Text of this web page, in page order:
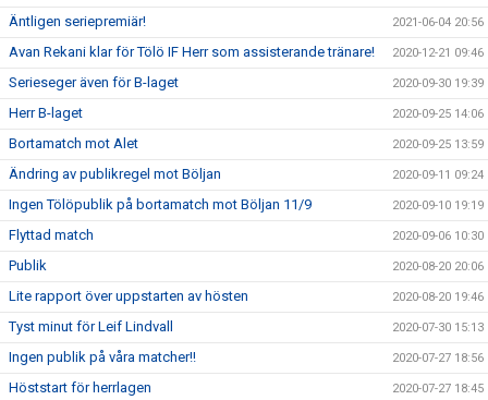
Äntligen seriepremiär! 2021-06-04 20:56
Avan Rekani klar för Tölö IF Herr som assisterande tränare! 2020-12-21 09:46
Serieseger även för B-laget 2020-09-30 19:39
Herr B-laget 2020-09-25 14:06
Bortamatch mot Alet 2020-09-25 13:59
Ändring av publikregel mot Böljan 2020-09-11 09:24
Ingen Tölöpublik på bortamatch mot Böljan 11/9 2020-09-10 19:19
Flyttad match 2020-09-06 10:30
Publik 2020-08-20 20:06
Lite rapport över uppstarten av hösten 2020-08-20 19:46
Tyst minut för Leif Lindvall 2020-07-30 15:13
Ingen publik på våra matcher!! 2020-07-27 18:56
Höststart för herrlagen 2020-07-27 18:45